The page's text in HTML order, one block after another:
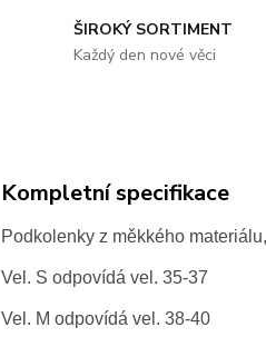
ŠIROKÝ SORTIMENT
Každý den nové věci
Kompletní specifikace
Podkolenky z měkkého
Vel. S odpovídá vel. 35-37
Vel. M odpovídá vel. 38-40